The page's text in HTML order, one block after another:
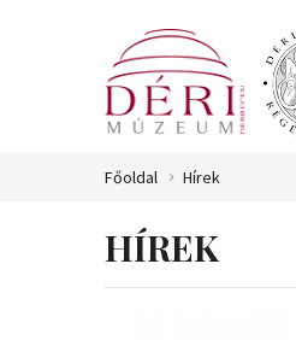
Főoldal Hírek
HÍREK